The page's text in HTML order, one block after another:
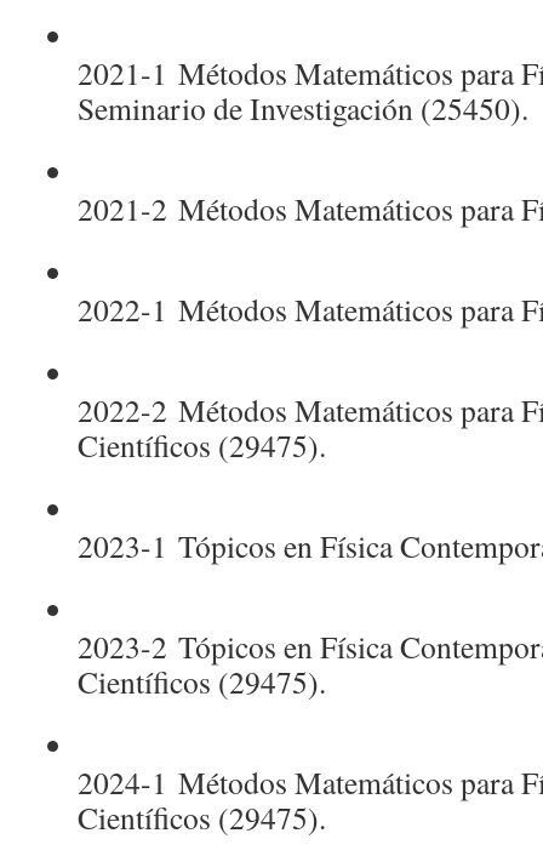
2021-1 Métodos Matemáticos para
Seminario de Investigación (25450).
2021-2 Métodos Matemáticos para
2022-1 Métodos Matemáticos para
2022-2 Métodos Matemáticos para
Científicos (29475).
2023-1 Tópicos en Física
2023-2 Tópicos en Física
Científicos (29475).
2024-1 Métodos Matemáticos para
Científicos (29475).